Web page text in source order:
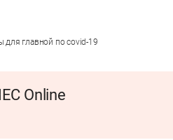
для главной по covid-19
Online